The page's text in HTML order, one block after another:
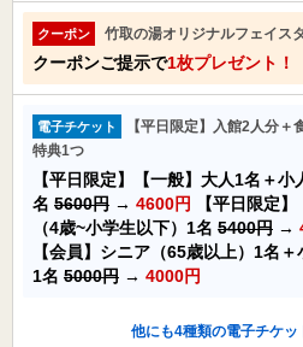
クーポン 竹取の湯オリジナルフェイス
クーポンご提示で1枚プレゼント！
電子チケット
【平日限定】入館2人分
特典1つ
【平日限定】【一般】大人1名＋
名 5600円 → 4600円
【平日限定
（4歳~小学生以下）1名 5400円 →
【会員】シニア（65歳以上）1名＋
1名 5000円 → 4000円
他にも4種類の電子チケッ